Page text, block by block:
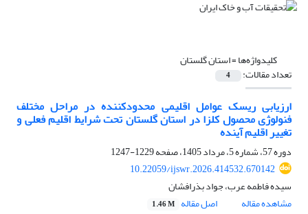
کلیدواژه‌ها =استان گلستان
تعداد مقالات: 4
ارزیابی ریسک عوامل اقلیمی محدودکننده در مراحل مختلف
فنولوژی محصول کلزا در استان گلستان تحت شرایط اقلیم فعلی و
تغییر اقلیم آینده
دوره 57، شماره 5، مرداد 1405، صفحه
1229-1247
10.22059/ijswr.2026.414532.670142
سیده فاطمه عرب، جواد بذرافشان
مشاهده مقاله
اصل مقاله 1.46 M